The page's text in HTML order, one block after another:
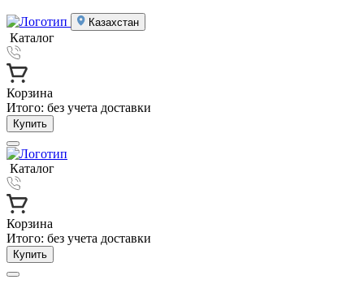
Казахстан
Каталог
Корзина
Итого: без учета доставки
Купить
Каталог
Корзина
Итого: без учета доставки
Купить